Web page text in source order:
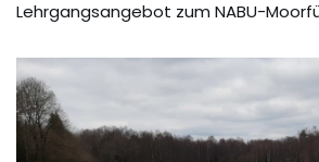
Lehrgangsangebot zum NABU-